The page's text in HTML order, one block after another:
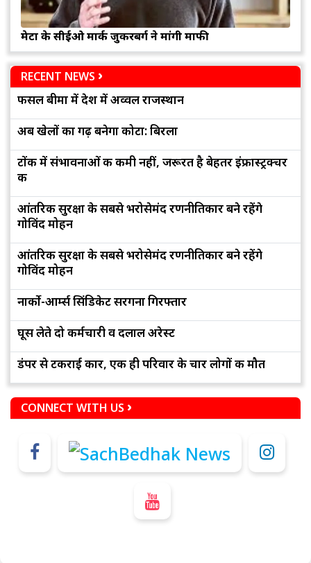
मेटा के सीईओ मार्क जुकरबर्ग ने मांगी माफी
RECENT NEWS
फसल बीमा में देश में अव्वल राजस्थान
अब खेलों का गढ़ बनेगा कोटा: बिरला
टोंक में संभावनाओं की कमी नहीं, जरूरत है बेहतर इंफ्रास्ट्रक्चर
की
आंतरिक सुरक्षा के सबसे भरोसेमंद रणनीतिकार बने रहेंगे
गोविंद मोहन
आंतरिक सुरक्षा के सबसे भरोसेमंद रणनीतिकार बने रहेंगे
गोविंद मोहन
नार्को-आर्म्स सिंडिकेट सरगना गिरफ्तार
घूस लेते दो कर्मचारी व दलाल अरेस्ट
डंपर से टकराई कार, एक ही परिवार के चार लोगों की मौत
CONNECT WITH US